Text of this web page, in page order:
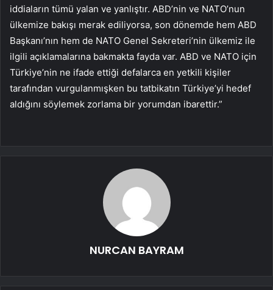
iddiaların tümü yalan ve yanlıştır. ABD’nin ve NATO’nun
ülkemize bakışı merak ediliyorsa, son dönemde hem ABD
Başkanı’nın hem de NATO Genel Sekreteri’nin ülkemiz ile
ilgili açıklamalarına bakmakta fayda var. ABD ve NATO için
Türkiye’nin ne ifade ettiği defalarca en yetkili kişiler
tarafından vurgulanmışken bu tatbikatın Türkiye’yi hedef
aldığını söylemek zorlama bir yorumdan ibarettir.”
NURCAN BAYRAM